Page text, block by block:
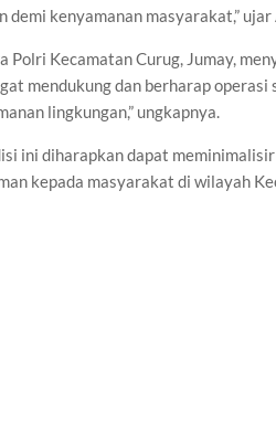
demi kenyamanan masyarakat,”
Polri Kecamatan Curug, Jumay,
mendukung dan berharap
lingkungan,” ungkapnya.
ini diharapkan dapat
kepada masyarakat di wilayah